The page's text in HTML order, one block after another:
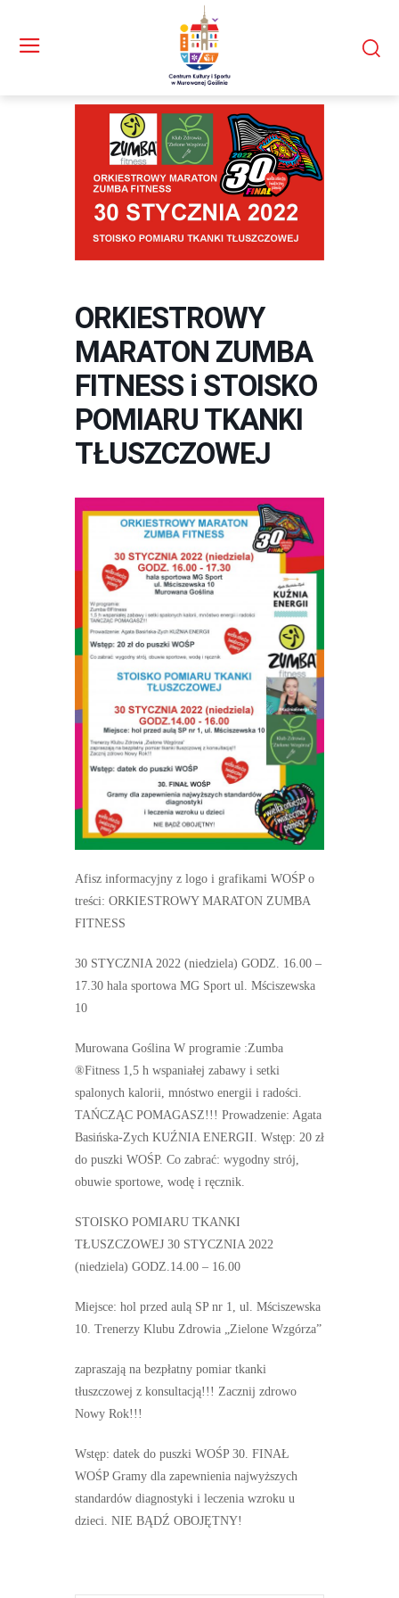
ORKIESTROWY
MARATON ZUMBA
FITNESS i STOISKO
POMIARU TKANKI
TŁUSZCZOWEJ
Afisz informacyjny z logo i grafikami WOŚP o
treści: ORKIESTROWY MARATON ZUMBA
FITNESS
30 STYCZNIA 2022 (niedziela) GODZ. 16.00 –
17.30 hala sportowa MG Sport ul. Mściszewska
10
Murowana Goślina W programie :Zumba
®Fitness 1,5 h wspaniałej zabawy i setki
spalonych kalorii, mnóstwo energii i radości.
TAŃCZĄC POMAGASZ!!! Prowadzenie: Agata
Basińska-Zych KUŹNIA ENERGII. Wstęp: 20 zł
do puszki WOŚP. Co zabrać: wygodny strój,
obuwie sportowe, wodę i ręcznik.
STOISKO POMIARU TKANKI
TŁUSZCZOWEJ 30 STYCZNIA 2022
(niedziela) GODZ.14.00 – 16.00
Miejsce: hol przed aulą SP nr 1, ul. Mściszewska
10. Trenerzy Klubu Zdrowia „Zielone Wzgórza”
zapraszają na bezpłatny pomiar tkanki
tłuszczowej z konsultacją!!! Zacznij zdrowo
Nowy Rok!!!
Wstęp: datek do puszki WOŚP 30. FINAŁ
WOŚP Gramy dla zapewnienia najwyższych
standardów diagnostyki i leczenia wzroku u
dzieci. NIE BĄDŹ OBOJĘTNY!